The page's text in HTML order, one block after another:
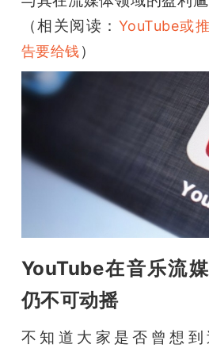
爱
搞
（相关阅读： YouTube或
告要给钱 ）
YouTube在音乐流
仍不可动摇
不知道大家是否曾想